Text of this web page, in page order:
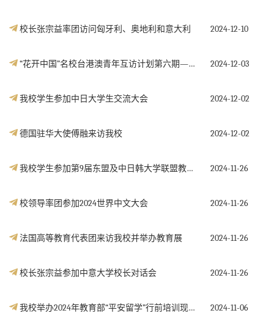
校长张宗益率团访问匈牙利、奥地利和意大利 2024-12-10
“花开中国”名校台港澳青年互访计划第六期——台港澳青年北京行 2024-12-03
我校学生参加中日大学生交流大会 2024-12-02
德国驻华大使傅融来访我校 2024-12-02
我校学生参加第9届东盟及中日韩大学联盟教育论坛及青年演讲比赛 2024-11-26
校领导率团参加2024世界中文大会 2024-11-26
法国高等教育代表团来访我校并举办教育展 2024-11-26
校长张宗益参加中意大学校长对话会 2024-11-26
我校举办2024年教育部“平安留学”行前培训现场教学（厦门）活动 2024-11-06